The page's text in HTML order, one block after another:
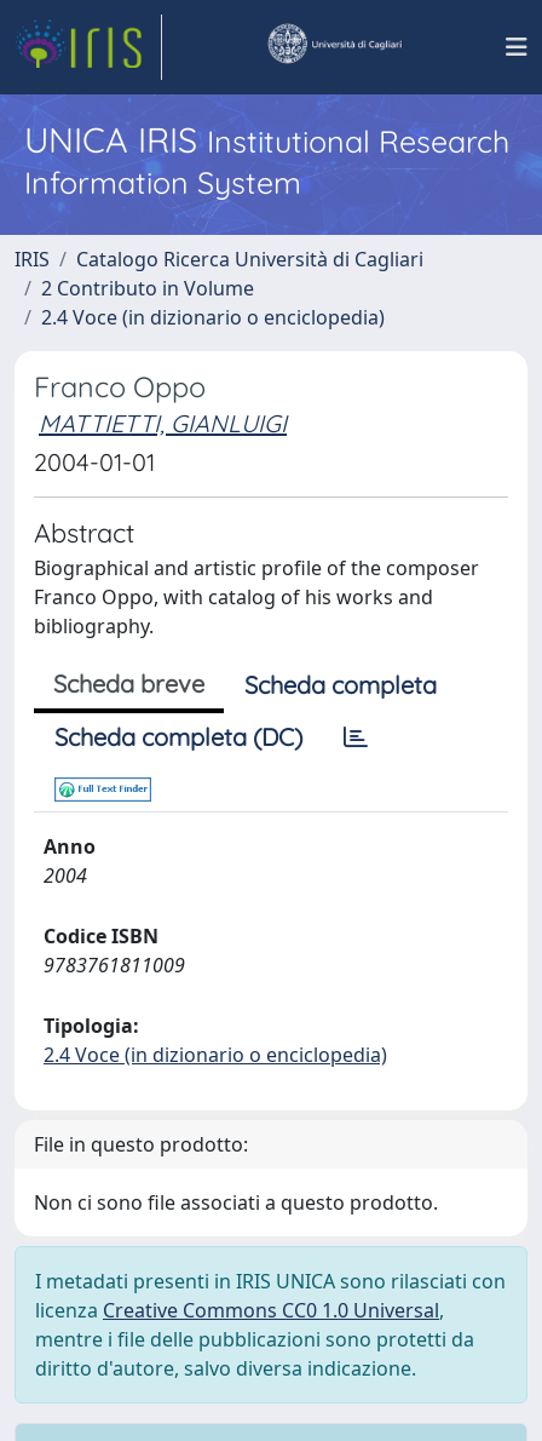
UNICA IRISInstitutional Research
Information System
IRIS
Catalogo Ricerca Università di Cagliari
2 Contributo in Volume
2.4 Voce (in dizionario o enciclopedia)
Franco Oppo
MATTIETTI, GIANLUIGI
2004-01-01
Abstract
Biographical and artistic profile of the composer
Franco Oppo, with catalog of his works and
bibliography.
Scheda breve
Scheda completa
Scheda completa (DC)
Anno
2004
Codice ISBN
9783761811009
Tipologia:
2.4 Voce (in dizionario o enciclopedia)
File in questo prodotto:
Non ci sono file associati a questo prodotto.
I metadati presenti in IRIS UNICA sono rilasciati con
licenza Creative Commons CC0 1.0 Universal,
mentre i file delle pubblicazioni sono protetti da
diritto d'autore, salvo diversa indicazione.